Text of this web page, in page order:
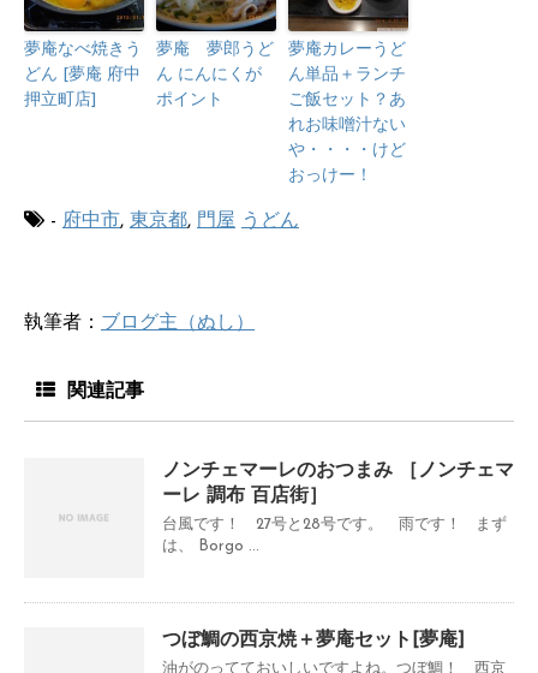
夢庵なべ焼きう
どん [夢庵 府中
押立町店]
夢庵 夢郎うど
ん にんにくが
ポイント
夢庵カレーうど
ん単品＋ランチ
ご飯セット？あ
れお味噌汁ない
や・・・・けど
おっけー！
- 府中市, 東京都, 門屋 うどん
執筆者： ブログ主（ぬし）
関連記事
ノンチェマーレのおつまみ ［ノンチェマ
ーレ 調布 百店街］
台風です！ 27号と28号です。 雨です！ まず
は、 Borgo ...
つぼ鯛の西京焼＋夢庵セット[夢庵]
油がのってておいしいですよね。つぼ鯛！ 西京